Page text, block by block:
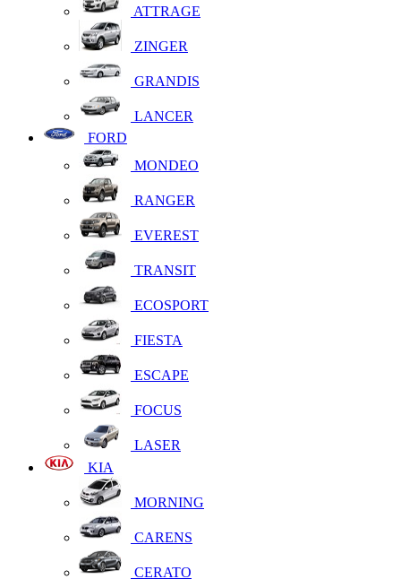
ATTRAGE
ZINGER
GRANDIS
LANCER
FORD
MONDEO
RANGER
EVEREST
TRANSIT
ECOSPORT
FIESTA
ESCAPE
FOCUS
LASER
KIA
MORNING
CARENS
CERATO